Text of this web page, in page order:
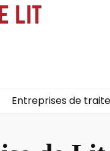
Entreprises de